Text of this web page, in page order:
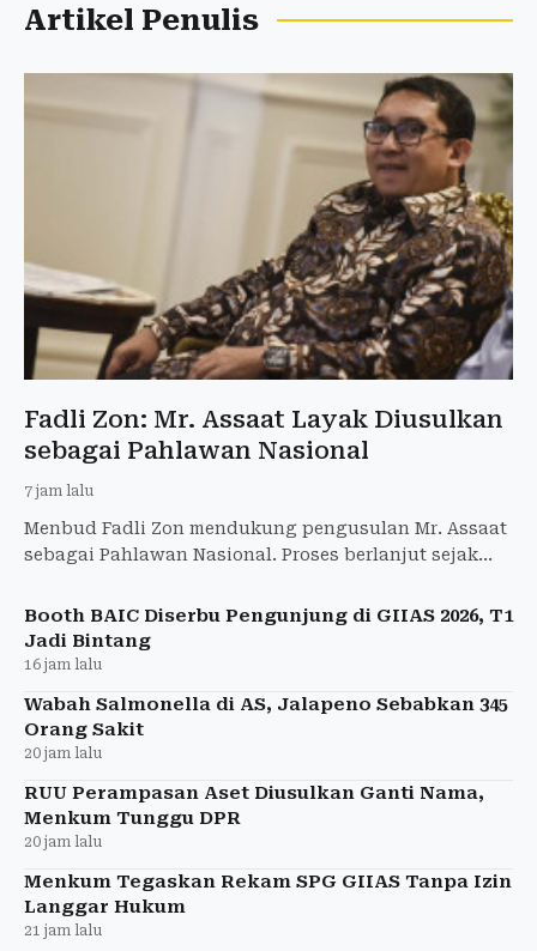
Artikel Penulis
Fadli Zon: Mr. Assaat Layak Diusulkan
sebagai Pahlawan Nasional
7 jam lalu
Menbud Fadli Zon mendukung pengusulan Mr. Assaat
sebagai Pahlawan Nasional. Proses berlanjut sejak
Booth BAIC Diserbu Pengunjung di GIIAS 2026, T1
Jadi Bintang
16 jam lalu
Wabah Salmonella di AS, Jalapeno Sebabkan 345
Orang Sakit
20 jam lalu
RUU Perampasan Aset Diusulkan Ganti Nama,
Menkum Tunggu DPR
20 jam lalu
Menkum Tegaskan Rekam SPG GIIAS Tanpa Izin
Langgar Hukum
21 jam lalu